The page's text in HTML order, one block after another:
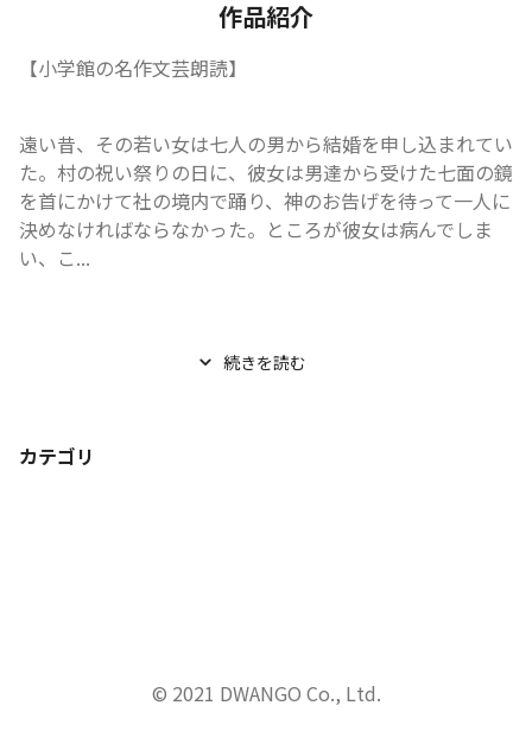
作品紹介
【小学館の名作文芸朗読】
遠い昔、その若い女は七人の男から結婚を申し込まれてい
た。村の祝い祭りの日に、彼女は男達から受けた七面の鏡
を首にかけて社の境内で踊り、神のお告げを待って一人に
決めなければならなかった。ところが彼女は病んでしま
い、こ...
続きを読む
カテゴリ
© 2021 DWANGO Co., Ltd.